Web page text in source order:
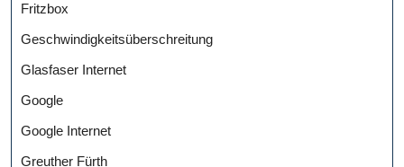
Fritzbox
Geschwindigkeitsüberschreitung
Glasfaser Internet
Google
Google Internet
Greuther Fürth